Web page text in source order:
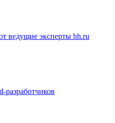
ведущие эксперты hh.ru
разработчиков